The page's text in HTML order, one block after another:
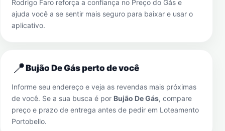
Rodrigo Faro reforça a confiança no Preço do Gás e
ajuda você a se sentir mais seguro para baixar e usar o
aplicativo.
📍Bujão De Gás perto de você
Informe seu endereço e veja as revendas mais próximas
de você. Se a sua busca é por Bujão De Gás, compare
preço e prazo de entrega antes de pedir em Loteamento
Portobello.